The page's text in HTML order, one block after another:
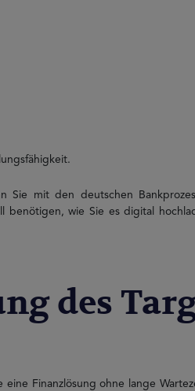
Sie mit den deutschen
benötigen, wie Sie es digital
des
Finanzlösung ohne lange